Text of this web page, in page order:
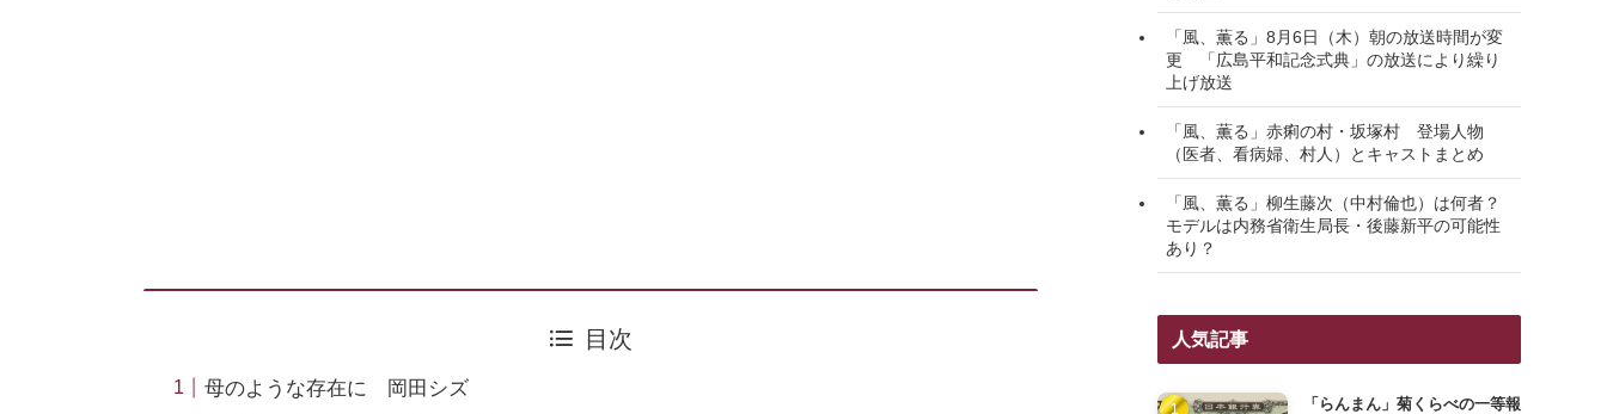
目次
母のような存在に 岡田シズ
「風、薫る」8月6日（木）朝の放送時間が変
更 「広島平和記念式典」の放送により繰り
上げ放送
「風、薫る」赤痢の村・坂塚村 登場人物
（医者、看病婦、村人）とキャストまとめ
「風、薫る」柳生藤次（中村倫也）は何者？
モデルは内務省衛生局長・後藤新平の可能性
あり？
人気記事
「らんまん」菊くらべの一等報